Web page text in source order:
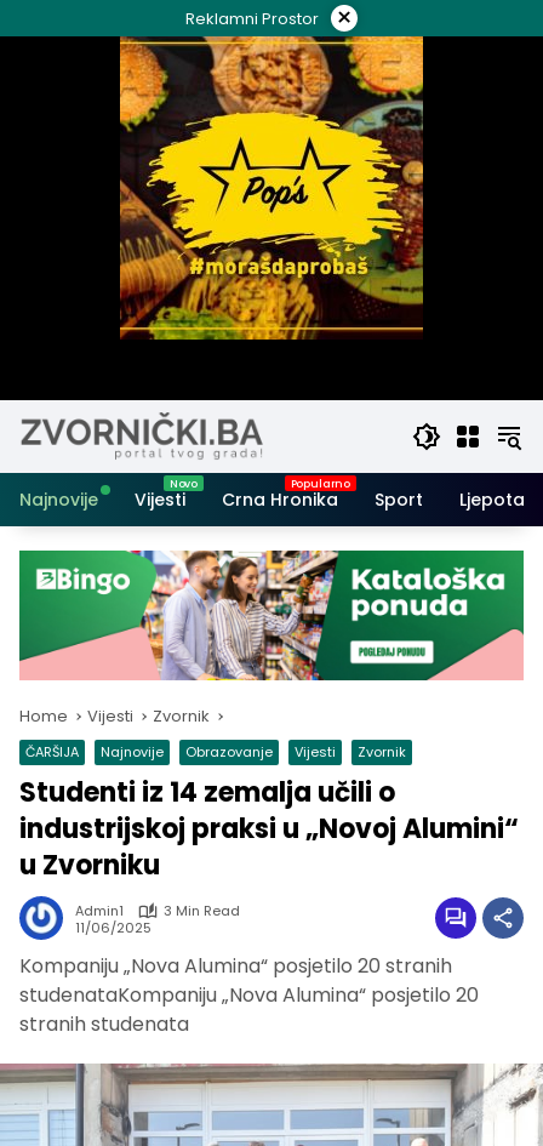
to
Reklamni Prostor ×
Najnovije Vijesti Crna Hronika Sport Ljepota i
Home Vijesti Zvornik
ČARŠIJA Najnovije Obrazovanje Vijesti Zvornik
Studenti iz 14 zemalja učili o
industrijskoj praksi u „Novoj Alumini“
u Zvorniku
Admin1
3 Min Read
11/06/2025
Kompaniju „Nova Alumina“ posjetilo 20 stranih
studenataKompaniju „Nova Alumina“ posjetilo 20
stranih studenata